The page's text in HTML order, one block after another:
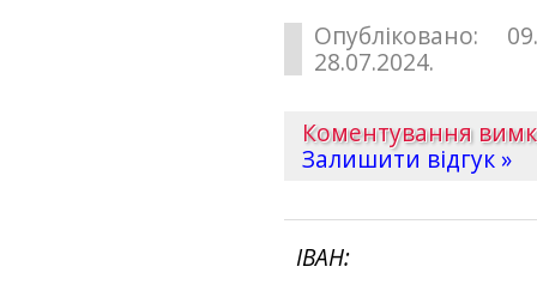
Опубліковано:
28.07.2024.
Коментування
Залишити відгук »
ІВАН